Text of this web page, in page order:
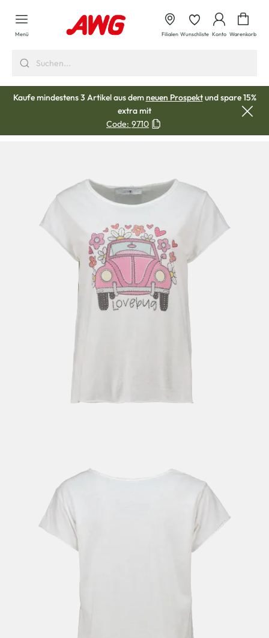
springen
Menü Filialen Wunschliste Konto Warenkorb
Kaufe mindestens 3 Artikel aus demneuen Prospektund spare 15%
extra mit
Code: 9710